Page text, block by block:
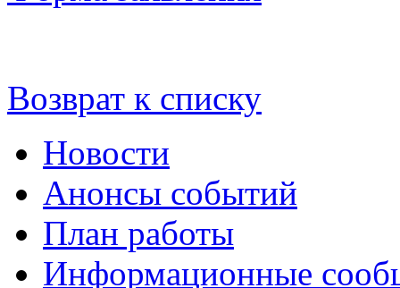
Возврат к списку
Новости
Анонсы событий
План работы
Информационные